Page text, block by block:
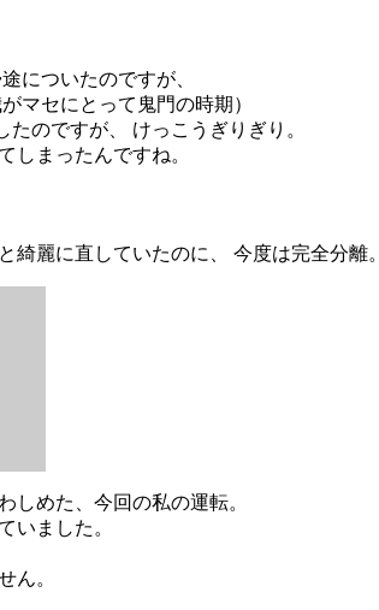
についたのですが、
マセにとって鬼門の時期）
のですが、 けっこうぎりぎり。
しまったんですね。
麗に直していたのに、 今度は完全分離。
しめた、今回の私の運転。
いました。
ん。